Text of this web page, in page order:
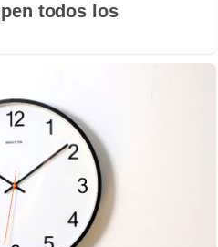
todos los